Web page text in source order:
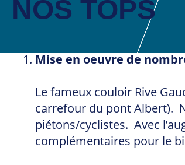
NOS TOPS
Mise en oeuvre de
Le fameux couloir Rive
carrefour du pont Albert).
piétons/cyclistes. Avec
complémentaires pour le